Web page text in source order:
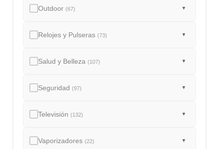
Outdoor(67) ▼
Relojes y Pulseras(73) ▼
Salud y Belleza(107) ▼
Seguridad(97) ▼
Televisión(132) ▼
Vaporizadores(22) ▼